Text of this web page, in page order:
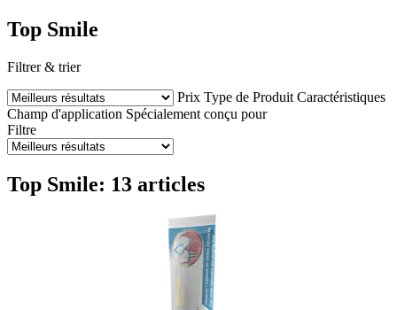
Top Smile
Filtrer & trier
Prix Type de Produit Caractéristiques
Champ d'application Spécialement conçu pour
Filtre
Top Smile: 13 articles